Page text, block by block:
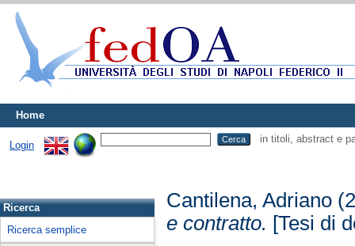
Home
Login
in titoli, abstract e
Ricerca
Ricerca semplice
Cantilena, Adriano
e contratto. [Tesi di